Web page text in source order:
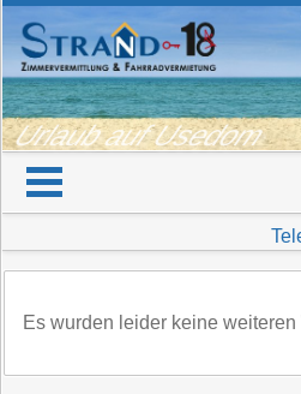
Urlaub auf Usedom
Es wurden leider keine